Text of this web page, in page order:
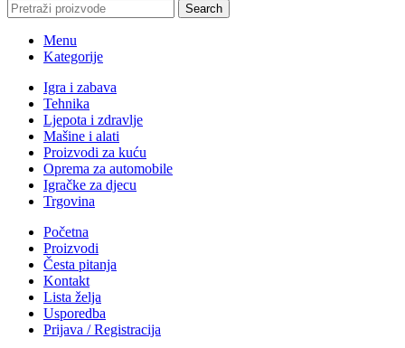
Search
Menu
Kategorije
Igra i zabava
Tehnika
Ljepota i zdravlje
Mašine i alati
Proizvodi za kuću
Oprema za automobile
Igračke za djecu
Trgovina
Početna
Proizvodi
Česta pitanja
Kontakt
Lista želja
Usporedba
Prijava / Registracija